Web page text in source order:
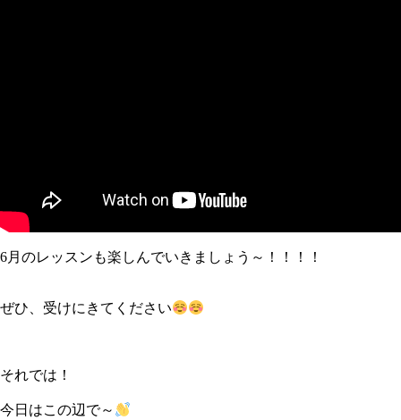
6月のレッスンも楽しんでいきましょう～！！！！
ぜひ、受けにきてください
それでは！
今日はこの辺で～